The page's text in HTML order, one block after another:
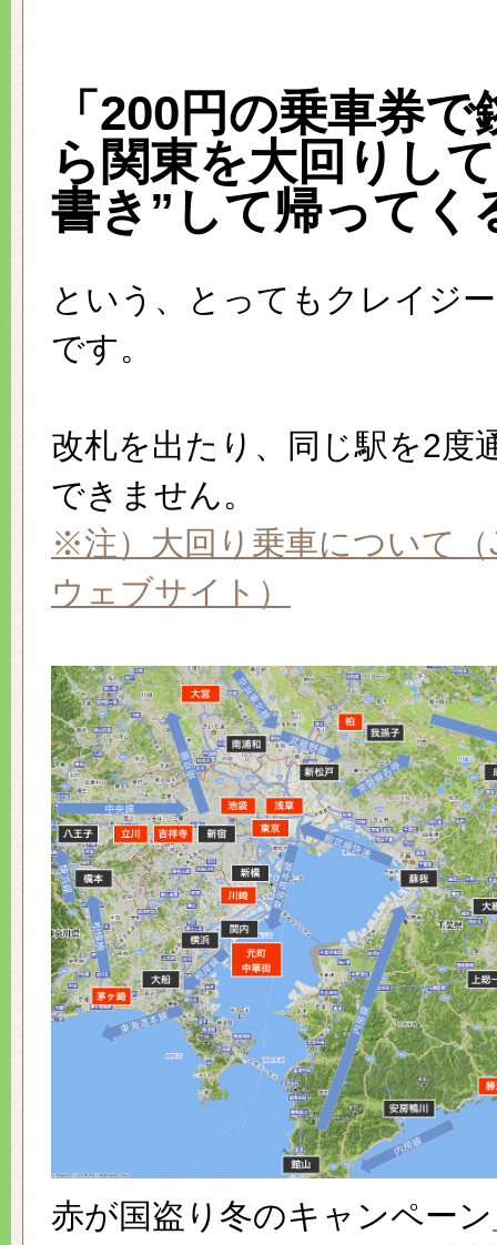
「200円の乗車券で
ら関東を大回りし
書き”して帰ってく
という、とってもクレイジ
です。
改札を出たり、同じ駅を2度
できません。
※注）大回り乗車について（
ウェブサイト）
赤が国盗り冬のキャンペーン